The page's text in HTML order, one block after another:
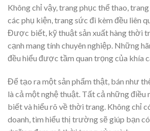
Không chỉ vậy, trang phục thể thao,
các phụ kiện, trang sức đi kèm đều liên
Được biết, kỹ thuật sản xuất hàng thời
cạnh mang tính chuyên nghiệp. Những
đều hiểu được tầm quan trọng của khía
Để tạo ra một sản phẩm thật, bán như
là cả một nghệ thuật. Tất cả những điều
biết và hiểu rõ về thời trang. Không chỉ
doanh, tìm hiểu thị trường sẽ giúp bạn